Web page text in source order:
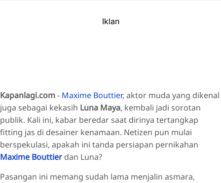
Iklan
Kapanlagi.com- Maxime Bouttier, aktor muda yang dikenal
juga sebagai kekasih Luna Maya, kembali jadi sorotan
publik. Kali ini, kabar beredar saat dirinya tertangkap
fitting jas di desainer kenamaan. Netizen pun mulai
berspekulasi, apakah ini tanda persiapan pernikahan
Maxime Bouttier dan Luna?
Pasangan ini memang sudah lama menjalin asmara,